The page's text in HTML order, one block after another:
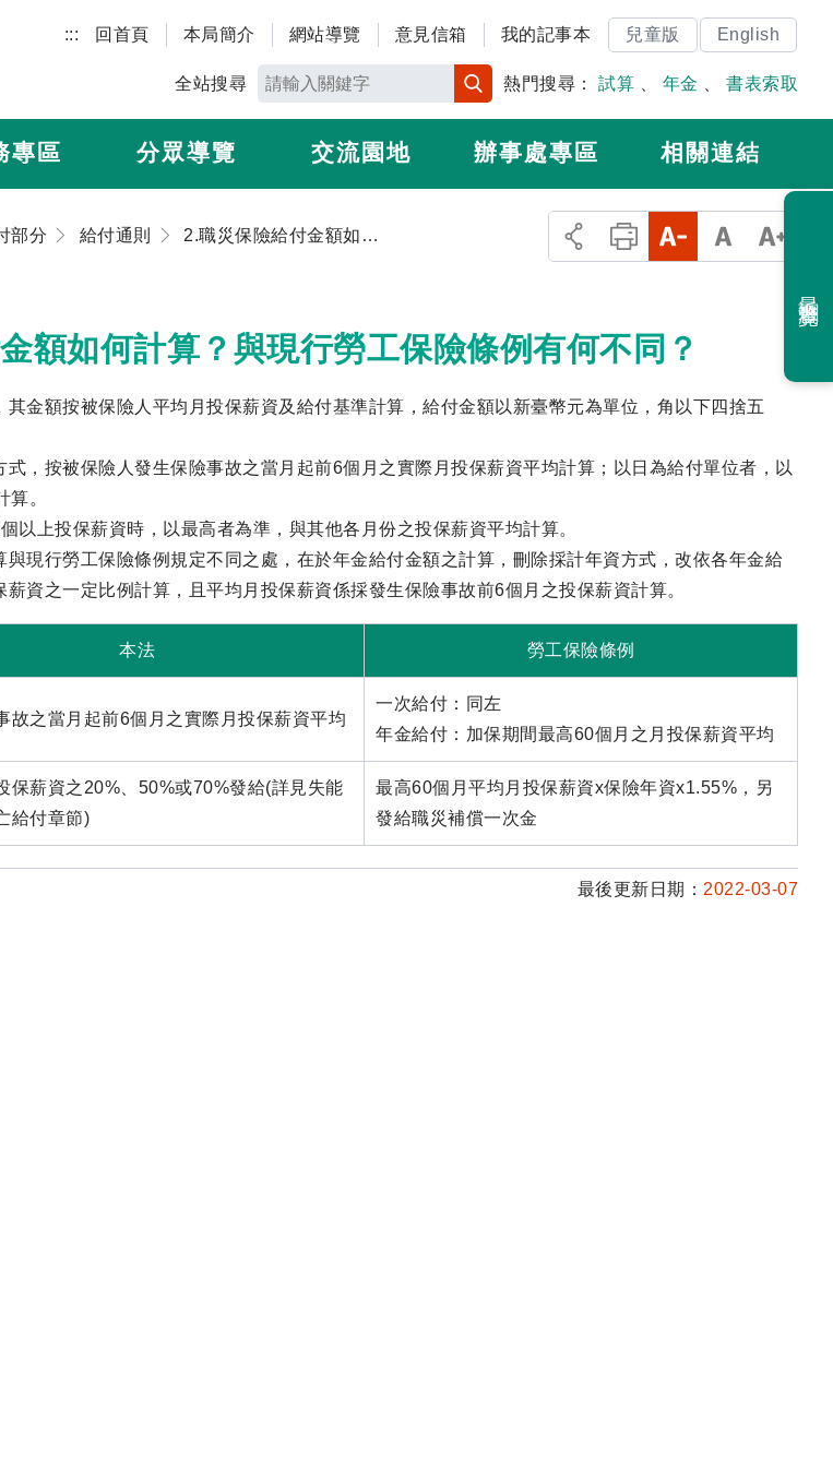
::: 回首頁 本局簡介 網站導覽 意見信箱 我的記事本 兒童版 English
全站搜尋 熱門搜尋： 試算 年金 書表索取
專區 分眾導覽 交流園地 辦事處專區 相關連結
部分 給付通則 2.職災保險給付金額如何計算？與現行勞工保險條例有何不同？
額如何計算？與現行勞工保險條例有何不同？
其金額按被保險人平均月投保薪資及給付基準計算，給付金額以新臺幣元為單位，角以下四捨五
式，按被保險人發生保險事故之當月起前6個月之實際月投保薪資平均計算；以日為給付單位者，以
。
以上投保薪資時，以最高者為準，與其他各月份之投保薪資平均計算。
與現行勞工保險條例規定不同之處，在於年金給付金額之計算，刪除採計年資方式，改依各年金給
資之一定比例計算，且平均月投保薪資係採發生保險事故前6個月之投保薪資計算。
本法 勞工保險條例
故之當月起前6個月之實際月投保薪資平均
一次給付：同左
年金給付：加保期間最高60個月之月投保薪資平均
保薪資之20%、50%或70%發給(詳見失能
給付章節)
最高60個月平均月投保薪資x保險年資x1.55%，另
發給職災補償一次金
最後更新日期： 2022-03-07